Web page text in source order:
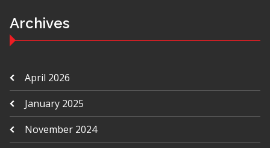
Archives
April 2026
January 2025
November 2024